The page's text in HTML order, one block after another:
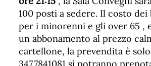
100 posti a sedere. Il costo
per i minorenni e gli over 65 ,
un abbonamento al prezzo
cartellone, la prevendita è